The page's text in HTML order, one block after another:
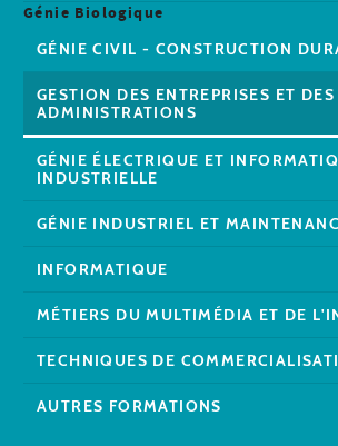
Génie Biologique
GÉNIE CIVIL - CONSTRUCTION
GESTION DES ENTREPRISES ET DES
ADMINISTRATIONS
GÉNIE ÉLECTRIQUE ET
INDUSTRIELLE
GÉNIE INDUSTRIEL ET
INFORMATIQUE
MÉTIERS DU MULTIMÉDIA ET DE
TECHNIQUES DE
AUTRES FORMATIONS